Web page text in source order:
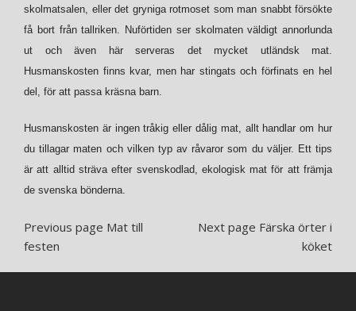
skolmatsalen, eller det gryniga rotmoset som man snabbt försökte
få bort från tallriken. Nuförtiden ser skolmaten väldigt annorlunda
ut och även här serveras det mycket utländsk mat.
Husmanskosten finns kvar, men har stingats och förfinats en hel
del, för att passa kräsna barn.
Husmanskosten är ingen tråkig eller dålig mat, allt handlar om hur
du tillagar maten och vilken typ av råvaror som du väljer. Ett tips
är att alltid sträva efter svenskodlad, ekologisk mat för att främja
de svenska bönderna.
Previous page Mat till
festen
Next page Färska örter i
köket